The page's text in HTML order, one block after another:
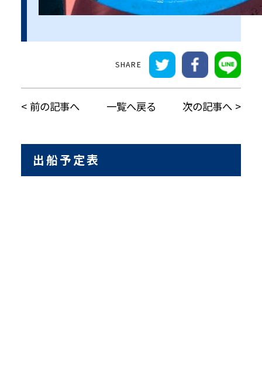
前の記事へ 一覧へ戻る 次の記事へ
出船予定表